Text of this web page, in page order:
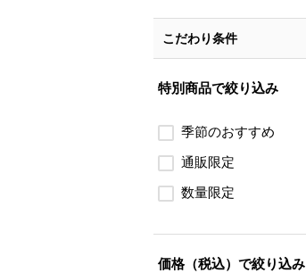
こだわり条件
特別商品で絞り込み
季節のおすすめ
通販限定
数量限定
価格（税込）で絞り込み